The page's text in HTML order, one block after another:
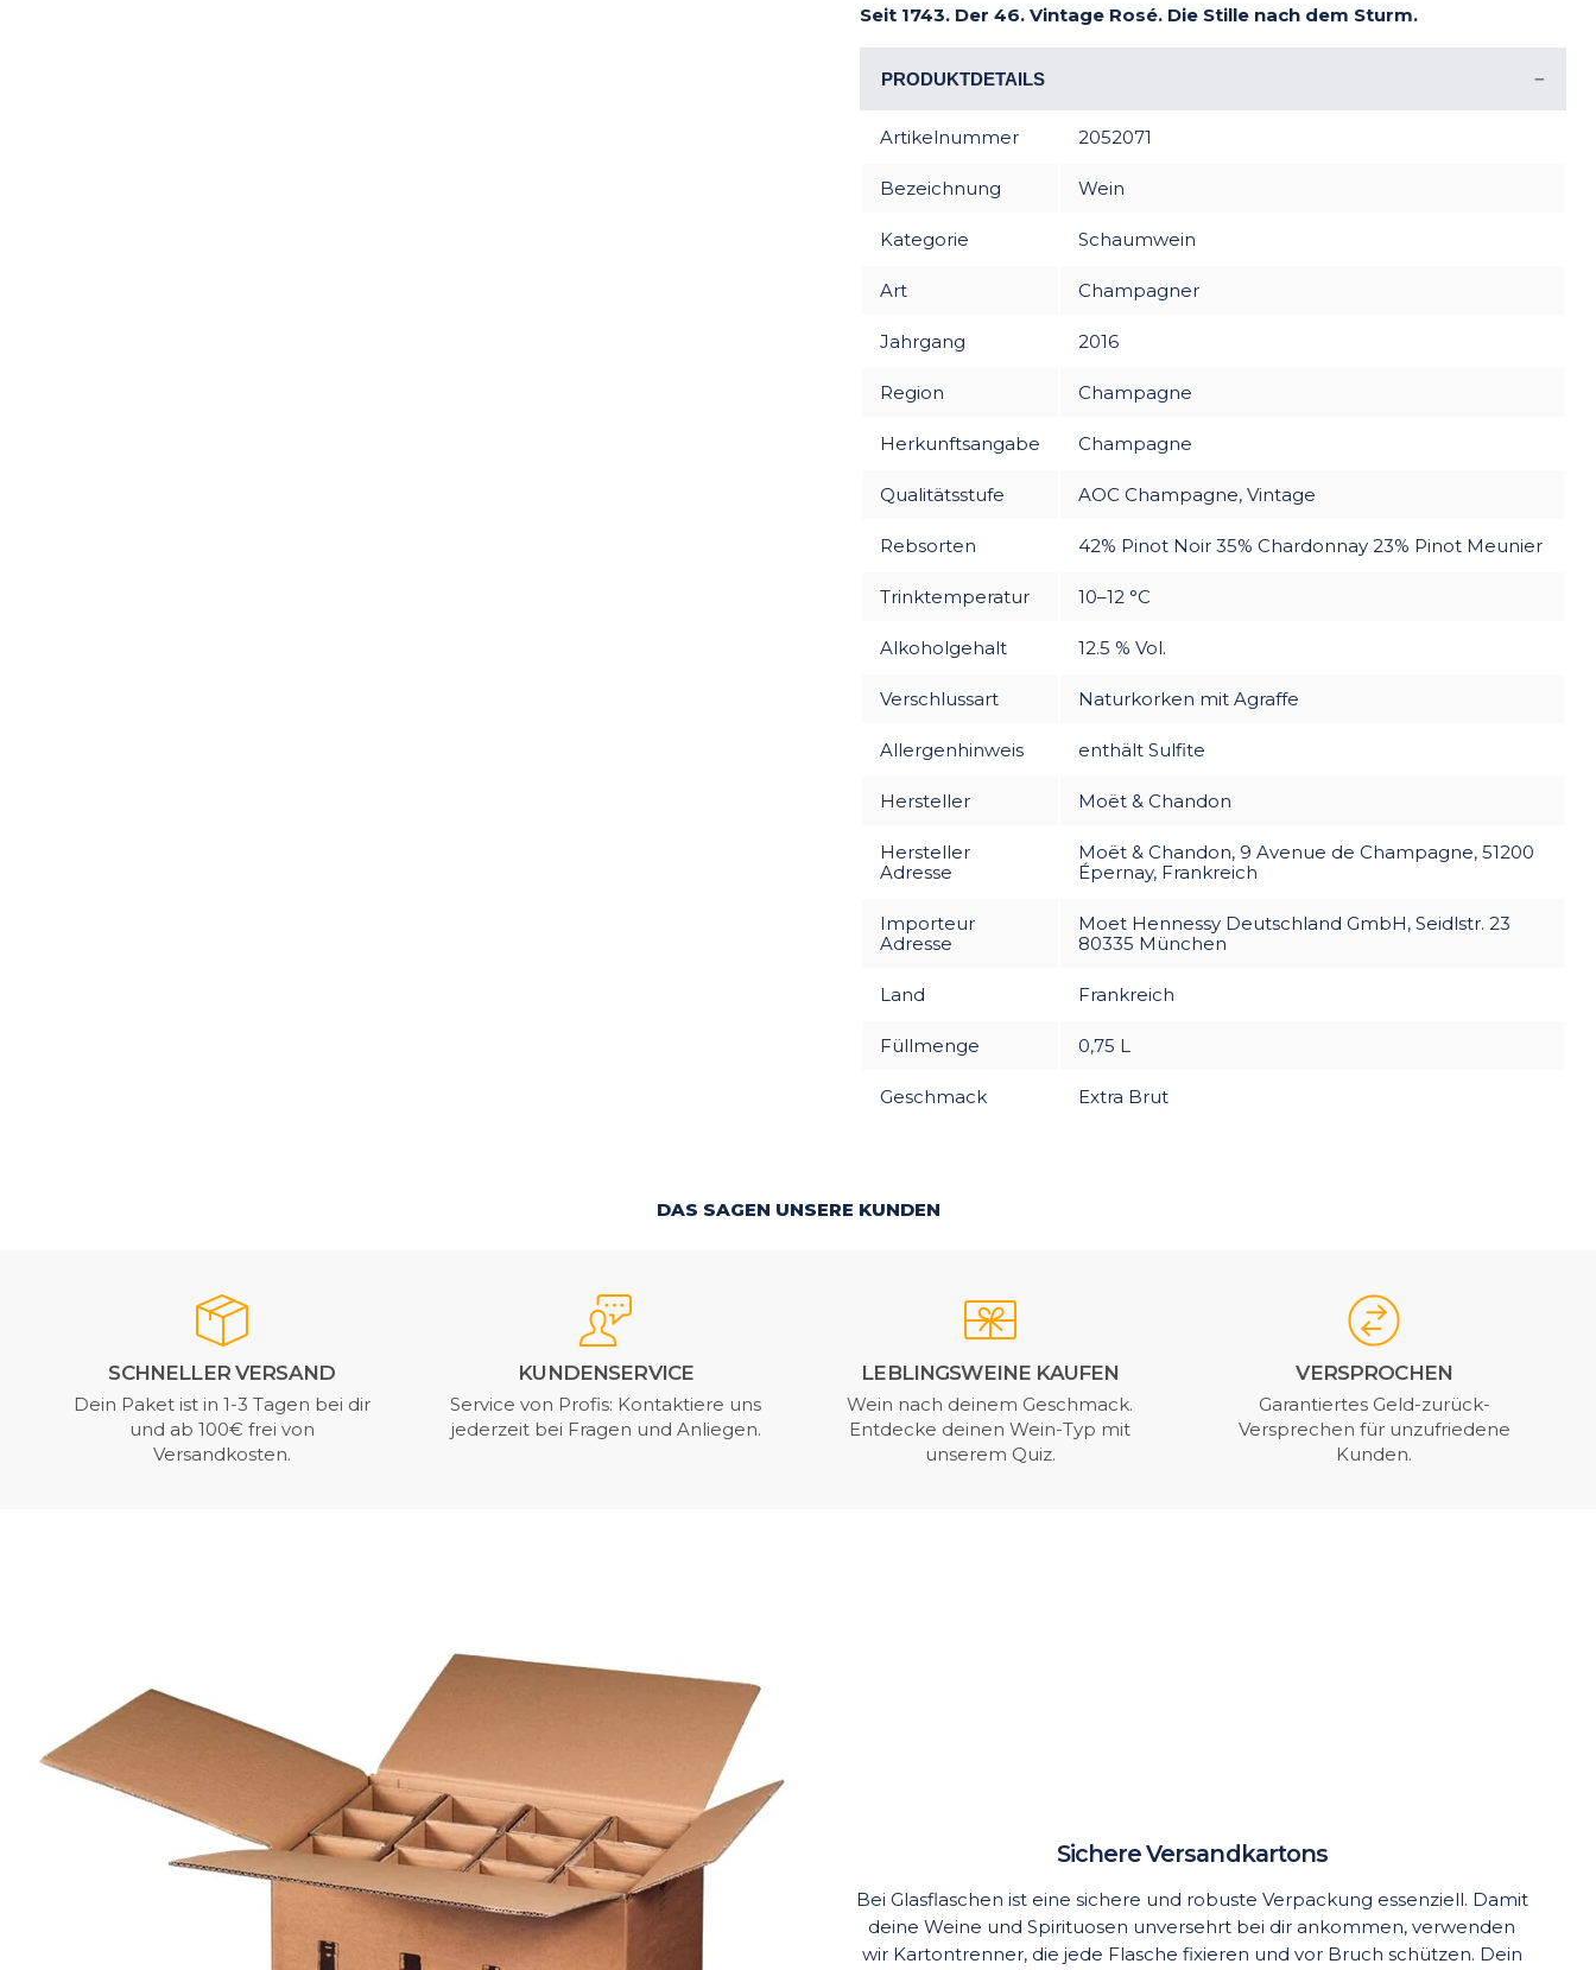
Seit 1743. Der 46. Vintage Rosé. Die Stille nach dem Sturm.
PRODUKTDETAILS
Artikelnummer 2052071
Bezeichnung Wein
Kategorie Schaumwein
Art Champagner
Jahrgang 2016
Region Champagne
Herkunftsangabe Champagne
Qualitätsstufe AOC Champagne, Vintage
Rebsorten 42% Pinot Noir 35% Chardonnay 23% Pinot Meunier
Trinktemperatur 10–12 °C
Alkoholgehalt 12.5 % Vol.
Verschlussart Naturkorken mit Agraffe
Allergenhinweis enthält Sulfite
Hersteller Moët & Chandon
Hersteller
Adresse
Moët & Chandon, 9 Avenue de Champagne, 51200
Épernay, Frankreich
Importeur
Adresse
Moet Hennessy Deutschland GmbH, Seidlstr. 23
80335 München
Land Frankreich
Füllmenge 0,75 L
Geschmack Extra Brut
DAS SAGEN UNSERE KUNDEN
SCHNELLER VERSAND
Dein Paket ist in 1-3 Tagen bei dir
und ab 100€ frei von
Versandkosten.
KUNDENSERVICE
Service von Profis: Kontaktiere uns
jederzeit bei Fragen und Anliegen.
LEBLINGSWEINE KAUFEN
Wein nach deinem Geschmack.
Entdecke deinen Wein-Typ mit
unserem Quiz.
VERSPROCHEN
Garantiertes Geld-zurück-
Versprechen für unzufriedene
Kunden.
Sichere Versandkartons
Bei Glasflaschen ist eine sichere und robuste Verpackung essenziell. Damit
deine Weine und Spirituosen unversehrt bei dir ankommen, verwenden
wir Kartontrenner, die jede Flasche fixieren und vor Bruch schützen. Dein